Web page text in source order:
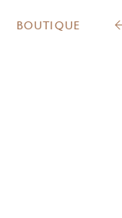
BOUTIQUE